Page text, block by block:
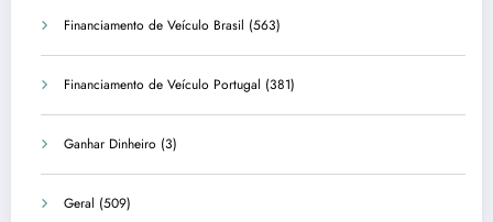
Financiamento de Veículo Brasil (563)
Financiamento de Veículo Portugal (381)
Ganhar Dinheiro (3)
Geral (509)